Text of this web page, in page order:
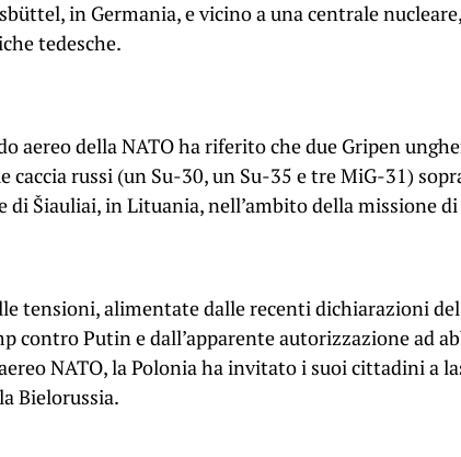
in Germania, e vicino a una centrale
tedesche.
aereo della NATO ha riferito che due Gripen
caccia russi (un Su-30, un Su-35 e tre MiG-31)
di Šiauliai, in Lituania, nell’ambito della missione
tensioni, alimentate dalle recenti dichiarazioni
contro Putin e dall’apparente autorizzazione ad
NATO, la Polonia ha invitato i suoi cittadini a
Bielorussia.